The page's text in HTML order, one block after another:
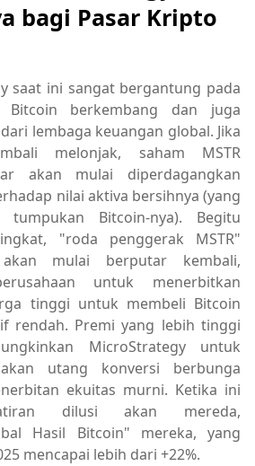
bagi Pasar Kripto
saat ini sangat bergantung pada
Bitcoin berkembang dan juga
lembaga keuangan global. Jika
melonjak, saham MSTR
akan mulai diperdagangkan
nilai aktiva bersihnya (yang
Bitcoin-nya). Begitu
"roda penggerak MSTR"
mulai berputar kembali,
untuk menerbitkan
tinggi untuk membeli Bitcoin
rendah. Premi yang lebih tinggi
MicroStrategy untuk
utang konversi berbunga
ekuitas murni. Ketika ini
dilusi akan mereda,
Hasil Bitcoin" mereka, yang
mencapai lebih dari +22%.